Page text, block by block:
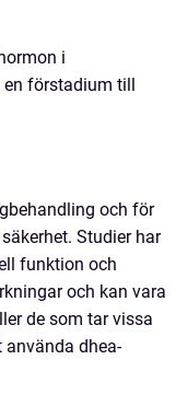
i
förstadium till
och för
Studier har
funktion och
och kan vara
de som tar vissa
använda dhea-